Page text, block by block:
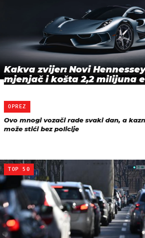
Kakva zvijer: Novi
mjenjač i košta 2,2 milijuna
OPREZ
Ovo mnogi vozači rade svaki dan, a
može stići bez policije
TOP 50